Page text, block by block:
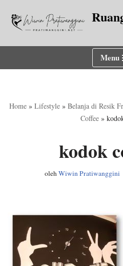
Lompat
Menu
Home » Lifestyle » Belanja di Resik
Coffee »
kodok
olehWiwin Pratiwanggini